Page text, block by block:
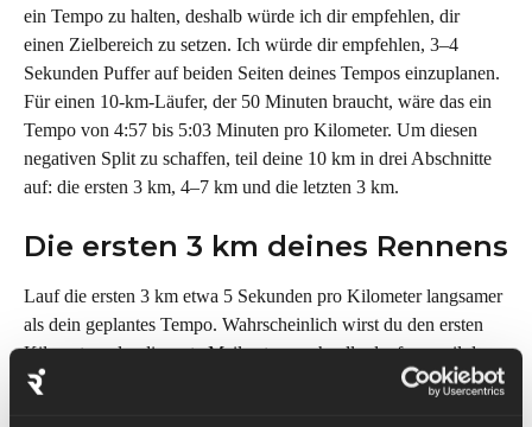
ein Tempo zu halten, deshalb würde ich dir empfehlen, dir
einen Zielbereich zu setzen. Ich würde dir empfehlen, 3–4
Sekunden Puffer auf beiden Seiten deines Tempos einzuplanen.
Für einen 10-km-Läufer, der 50 Minuten braucht, wäre das ein
Tempo von 4:57 bis 5:03 Minuten pro Kilometer. Um diesen
negativen Split zu schaffen, teil deine 10 km in drei Abschnitte
auf: die ersten 3 km, 4–7 km und die letzten 3 km.
Die ersten 3 km deines Rennens
Lauf die ersten 3 km etwa 5 Sekunden pro Kilometer langsamer
als dein geplantes Tempo. Wahrscheinlich wirst du den ersten
Kilometer oder die erste Meile etwas schneller laufen, weil du
von der Aufregung mitgerissen wirst, aber schalte einen Gang